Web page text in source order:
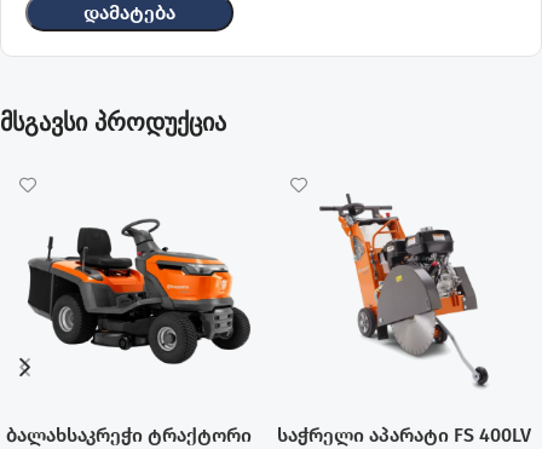
Დამატება
მსგავსი პროდუქცია
ბალახსაკრეჭი ტრაქტორი
საჭრელი აპარატი FS 400LV